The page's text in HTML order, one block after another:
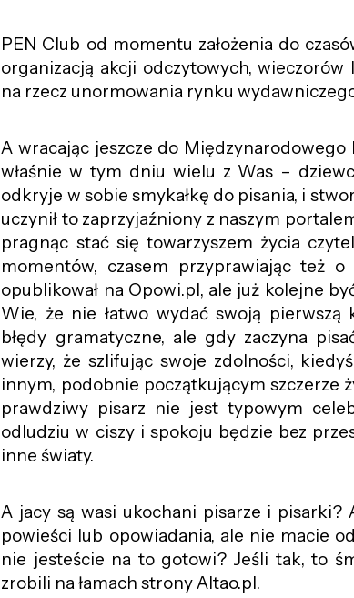
PEN Club od momentu założenia do
organizacją akcji odczytowych, wieczorów
na rzecz unormowania rynku
A wracając jeszcze do Międzynarodowego
właśnie w tym dniu wielu z Was –
odkryje w sobie smykałkę do pisania, i
uczynił to zaprzyjaźniony z naszym
pragnąc stać siętowarzyszem życia
momentów, czasem przyprawiając też o
opublikował na Opowi.pl, ale już kolejne
Wie, że nie łatwo wydać swoją pierwszą
błędy gramatyczne, ale gdy zaczyna
wierzy, że szlifując swoje zdolności,
innym, podobnie początkującym szczerze
prawdziwy pisarz nie jest typowym
odludziu w ciszy i spokoju będzie bez
inne światy.
A jacy są wasi ukochani pisarze i pisarki?
powieści lub opowiadania, ale nie macie
nie jesteście na to gotowi? Jeśli tak, to
zrobili na łamach strony Altao.pl.